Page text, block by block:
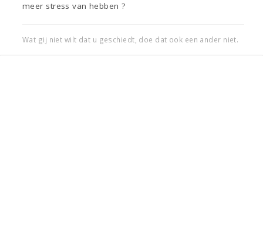
meer stress van hebben ?
Wat gij niet wilt dat u geschiedt, doe dat ook een ander niet.